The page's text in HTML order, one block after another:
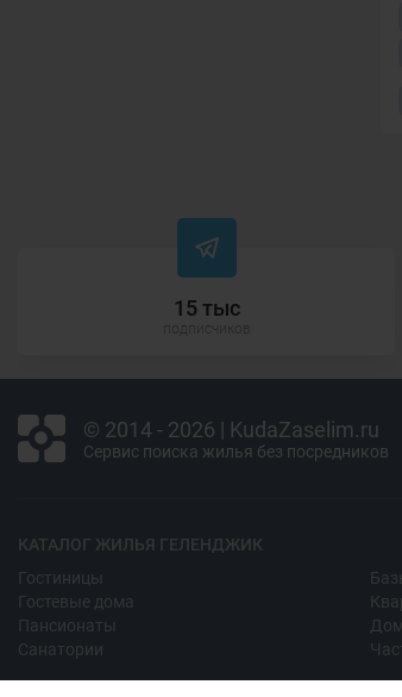
15 тыс
© 2014 - 2026 | KudaZaselim.ru
Сервис поиска жилья без посредников
КАТАЛОГ ЖИЛЬЯ ГЕЛЕНДЖИК
Гостиницы
Гостевые дома
Пансионаты
Санатории